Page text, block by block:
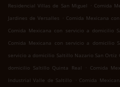
Residencial Villas de San Miguel . Comida
Jardines de Versalles . Comida Mexicana
Comida Mexicana con servicio a domicilio
Comida Mexicana con servicio a domicilio
servicio a domicilio Saltillo Nazario San Ortiz
domicilio Saltillo Quinta Real
. Comida
Industrial Valle de Saltillo
. Comida